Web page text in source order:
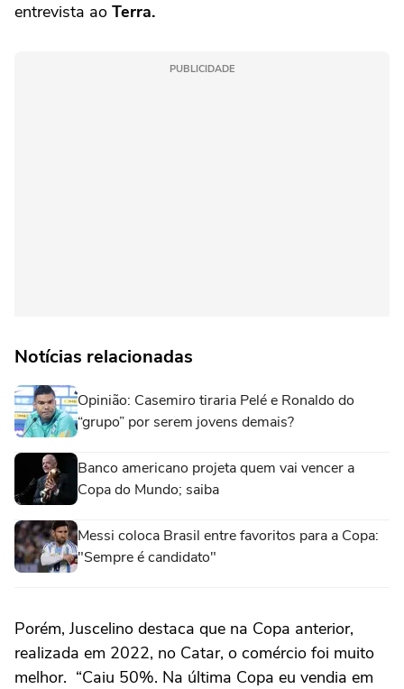
entrevista ao Terra.
PUBLICIDADE
Notícias relacionadas
Opinião: Casemiro tiraria Pelé e Ronaldo do
“grupo” por serem jovens demais?
Banco americano projeta quem vai vencer a
Copa do Mundo; saiba
Messi coloca Brasil entre favoritos para a Copa:
"Sempre é candidato"
Porém, Juscelino destaca que na Copa anterior,
realizada em 2022, no Catar, o comércio foi muito
melhor. “Caiu 50%. Na última Copa eu vendia em